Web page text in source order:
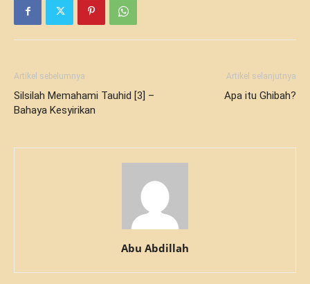
Artikel sebelumnya
Silsilah Memahami Tauhid [3] –
Bahaya Kesyirikan
Artikel selanjutnya
Apa itu Ghibah?
Abu Abdillah